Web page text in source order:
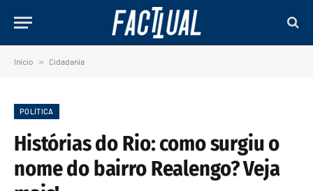
Início » Cidadania
POLÍTICA
Histórias do Rio: como surgiu o
nome do bairro Realengo? Veja